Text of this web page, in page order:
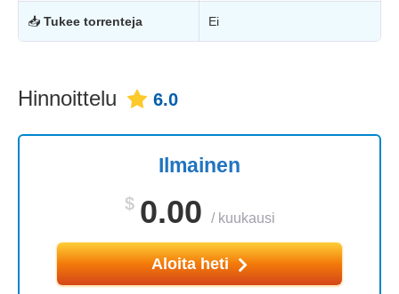
📥 Tukee torrenteja Ei
Hinnoittelu 6.0
Ilmainen
$ 0.00 / kuukausi
Aloita heti